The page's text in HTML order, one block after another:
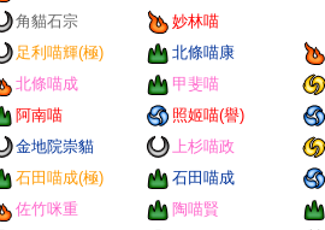
角貓石宗
妙林喵
足利喵輝(極)
北條喵康
北條喵成
甲斐喵
阿南喵
照姬喵(譽)
金地院崇貓
上杉喵政
石田喵成(極)
石田喵成
佐竹咪重
陶喵賢